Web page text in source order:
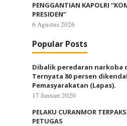
PENGGANTIAN KAPOLRI
PRESIDEN”
6 Agustus 2026
Popular Posts
Dibalik peredaran narkoba
Ternyata 80 persen
Pemasyarakatan (Lapas).
17 Januari 2020
PELAKU CURANMOR
PETUGAS